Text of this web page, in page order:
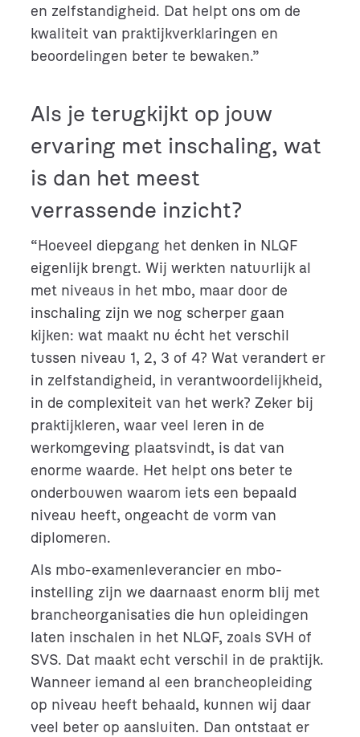
en zelfstandigheid. Dat helpt ons om de
kwaliteit van praktijkverklaringen en
beoordelingen beter te bewaken.”
Als je terugkijkt op jouw
ervaring met inschaling, wat
is dan het meest
verrassende inzicht?
“Hoeveel diepgang het denken in NLQF
eigenlijk brengt. Wij werkten natuurlijk al
met niveaus in het mbo, maar door de
inschaling zijn we nog scherper gaan
kijken: wat maakt nu écht het verschil
tussen niveau 1, 2, 3 of 4? Wat verandert er
in zelfstandigheid, in verantwoordelijkheid,
in de complexiteit van het werk? Zeker bij
praktijkleren, waar veel leren in de
werkomgeving plaatsvindt, is dat van
enorme waarde. Het helpt ons beter te
onderbouwen waarom iets een bepaald
niveau heeft, ongeacht de vorm van
diplomeren.
Als mbo-examenleverancier en mbo-
instelling zijn we daarnaast enorm blij met
brancheorganisaties die hun opleidingen
laten inschalen in het NLQF, zoals SVH of
SVS. Dat maakt echt verschil in de praktijk.
Wanneer iemand al een brancheopleiding
op niveau heeft behaald, kunnen wij daar
veel beter op aansluiten. Dan ontstaat er